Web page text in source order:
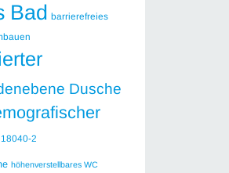
Bad barrierefreies
Dusche
2
höhenverstellbares WC